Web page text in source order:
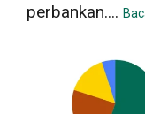
perbankan....